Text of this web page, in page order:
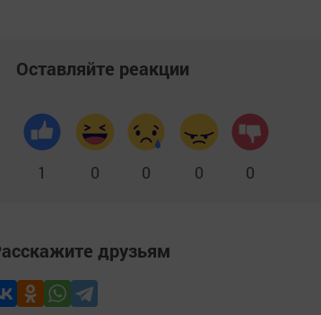
Оставляйте реакции
1 0 0 0 0
друзьям